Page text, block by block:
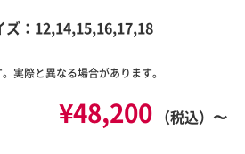
ズ：12,14,15,16,17,18
実際と異なる場合があります。
¥48,200 （税込）〜